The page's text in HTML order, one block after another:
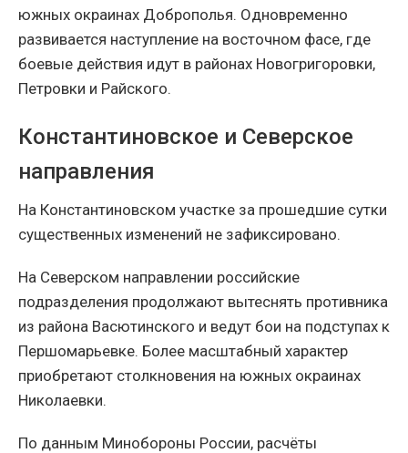
южных окраинах Доброполья. Одновременно
развивается наступление на восточном фасе, где
боевые действия идут в районах Новогригоровки,
Петровки и Райского.
Константиновское и Северское
направления
На Константиновском участке за прошедшие сутки
существенных изменений не зафиксировано.
На Северском направлении российские
подразделения продолжают вытеснять противника
из района Васютинского и ведут бои на подступах к
Першомарьевке. Более масштабный характер
приобретают столкновения на южных окраинах
Николаевки.
По данным Минобороны России, расчёты